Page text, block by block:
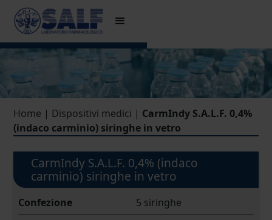
Home | Dispositivi medici | CarmIndy S.A.L.F. 0,4%
(indaco carminio) siringhe in vetro
CarmIndy S.A.L.F. 0,4% (indaco
carminio) siringhe in vetro
Confezione
5 siringhe